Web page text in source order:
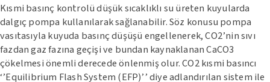
Kısmi basınç kontrolü düşük sıcaklıklı su üreten kuyularda
dalgıç pompa kullanılarak sağlanabilir. Söz konusu pompa
vasıtasıyla kuyuda basınç düşüşü engellenerek, CO2’nin sıvı
fazdan gaz fazına geçişi ve bundan kaynaklanan CaCO3
çökelmesi önemli derecede önlenmiş olur. CO2 kısmi basıncı
‘’Equilibrium Flash System (EFP)’’ diye adlandırılan sistem ile